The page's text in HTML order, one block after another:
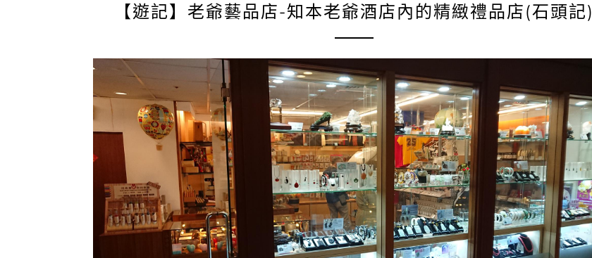
【遊記】老爺藝品店-知本老爺酒店內的精緻禮品店(石頭記)